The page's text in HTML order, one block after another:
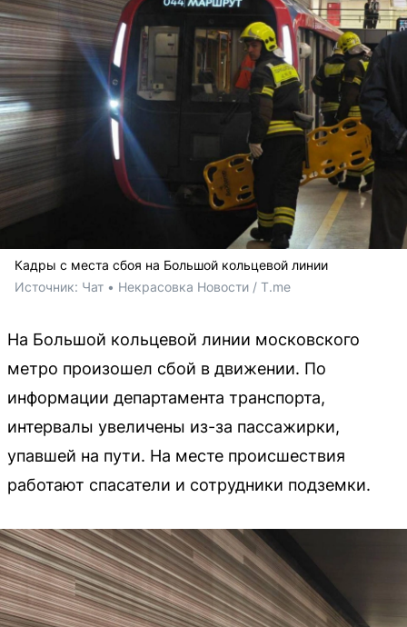
Кадры с места сбоя на Большой кольцевой линии
Источник: Чат • Некрасовка Новости / T.me
На Большой кольцевой линии московского
метро произошел сбой в движении. По
информации департамента транспорта,
интервалы увеличены из-за пассажирки,
упавшей на пути. На месте происшествия
работают спасатели и сотрудники подземки.